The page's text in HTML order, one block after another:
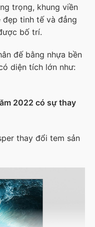
trọng, khung viền
đẹp tinh tế và đẳng
bố trí.
đế bằng nhựa bền
diện tích lớn như:
2022 có sự thay
thay đổi tem sản